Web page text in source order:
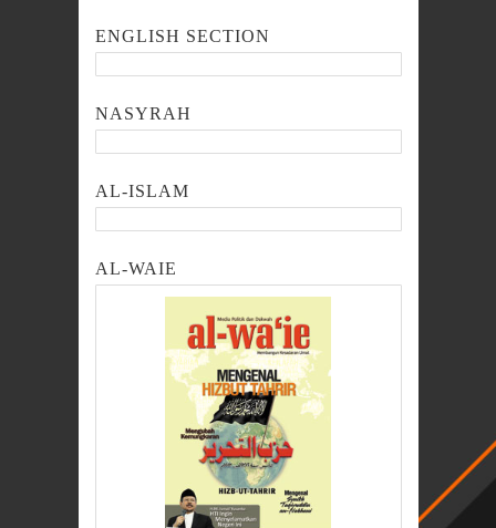
ENGLISH SECTION
NASYRAH
AL-ISLAM
AL-WAIE